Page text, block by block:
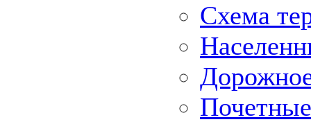
Схема